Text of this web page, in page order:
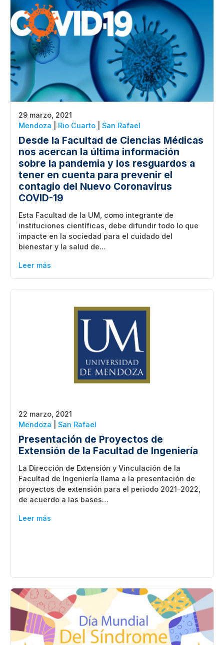
29 marzo, 2021
Mendoza
Rio Cuarto San Rafael
Desde la Facultad de Ciencias Médicas
nos acercan la última información
sobre la pandemia y los resguardos a
tener en cuenta para prevenir el
contagio del Nuevo Coronavirus
COVID-19
Esta Facultad de la UM, como integrante de
instituciones científicas, debe difundir todo lo que
impacte en la sociedad para el cuidado del
bienestar y la salud de…
Leer más
22 marzo, 2021
Mendoza
San Rafael
Presentación de Proyectos de
Extensión de la Facultad de Ingeniería
La Dirección de Extensión y Vinculación de la
Facultad de Ingeniería llama a la presentación de
proyectos de extensión para el periodo 2021-2022,
de acuerdo a las bases…
Leer más